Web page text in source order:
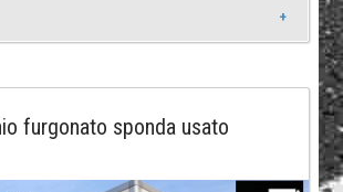
furgonato sponda usato